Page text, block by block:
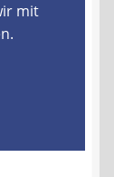
mit